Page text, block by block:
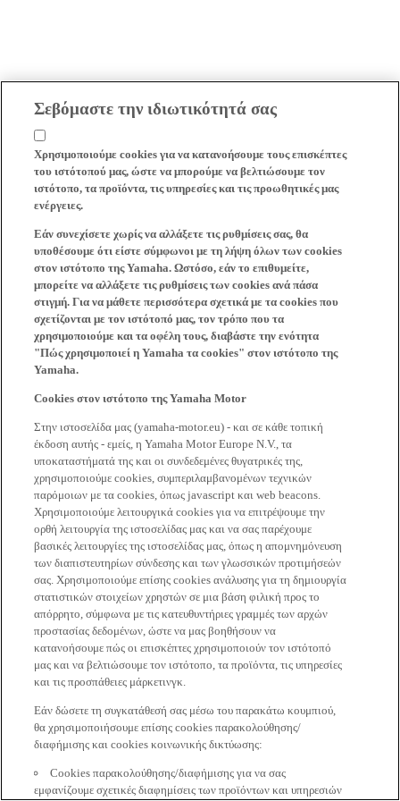
Σεβόμαστε την ιδιωτικότητά σας
Χρησιμοποιούμε cookies για να κατανοήσουμε τους επισκέπτες
του ιστότοπού μας, ώστε να μπορούμε να βελτιώσουμε τον
ιστότοπο, τα προϊόντα, τις υπηρεσίες και τις προωθητικές μας
ενέργειες.
Εάν συνεχίσετε χωρίς να αλλάξετε τις ρυθμίσεις σας, θα
υποθέσουμε ότι είστε σύμφωνοι με τη λήψη όλων των cookies
στον ιστότοπο της Yamaha. Ωστόσο, εάν το επιθυμείτε,
μπορείτε να αλλάξετε τις ρυθμίσεις των cookies ανά πάσα
στιγμή. Για να μάθετε περισσότερα σχετικά με τα cookies που
σχετίζονται με τον ιστότοπό μας, τον τρόπο που τα
χρησιμοποιούμε και τα οφέλη τους, διαβάστε την ενότητα
"Πώς χρησιμοποιεί η Yamaha τα cookies" στον ιστότοπο της
Yamaha.
Cookies στον ιστότοπο της Yamaha Motor
Στην ιστοσελίδα μας (yamaha-motor.eu) - και σε κάθε τοπική
έκδοση αυτής - εμείς, η Yamaha Motor Europe N.V., τα
υποκαταστήματά της και οι συνδεδεμένες θυγατρικές της,
χρησιμοποιούμε cookies, συμπεριλαμβανομένων τεχνικών
παρόμοιων με τα cookies, όπως javascript και web beacons.
Χρησιμοποιούμε λειτουργικά cookies για να επιτρέψουμε την
ορθή λειτουργία της ιστοσελίδας μας και να σας παρέχουμε
βασικές λειτουργίες της ιστοσελίδας μας, όπως η απομνημόνευση
των διαπιστευτηρίων σύνδεσης και των γλωσσικών προτιμήσεών
σας. Χρησιμοποιούμε επίσης cookies ανάλυσης για τη δημιουργία
στατιστικών στοιχείων χρηστών σε μια βάση φιλική προς το
απόρρητο, σύμφωνα με τις κατευθυντήριες γραμμές των αρχών
προστασίας δεδομένων, ώστε να μας βοηθήσουν να
κατανοήσουμε πώς οι επισκέπτες χρησιμοποιούν τον ιστότοπό
μας και να βελτιώσουμε τον ιστότοπο, τα προϊόντα, τις υπηρεσίες
και τις προσπάθειες μάρκετινγκ.
Εάν δώσετε τη συγκατάθεσή σας μέσω του παρακάτω κουμπιού,
θα χρησιμοποιήσουμε επίσης cookies παρακολούθησης/
διαφήμισης και cookies κοινωνικής δικτύωσης:
Cookies παρακολούθησης/διαφήμισης για να σας
εμφανίζουμε σχετικές διαφημίσεις των προϊόντων και υπηρεσιών